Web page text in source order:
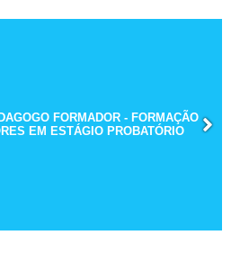
FORMADOR - FORMAÇÃO
EM ESTÁGIO PROBATÓRIO